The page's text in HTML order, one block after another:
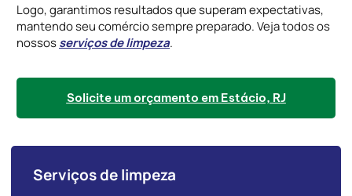
Logo, garantimos resultados que superam expectativas,
mantendo seu comércio sempre preparado. Veja todos os
nossosserviços de limpeza.
Solicite um orçamento em Estácio, RJ
Serviços de limpeza